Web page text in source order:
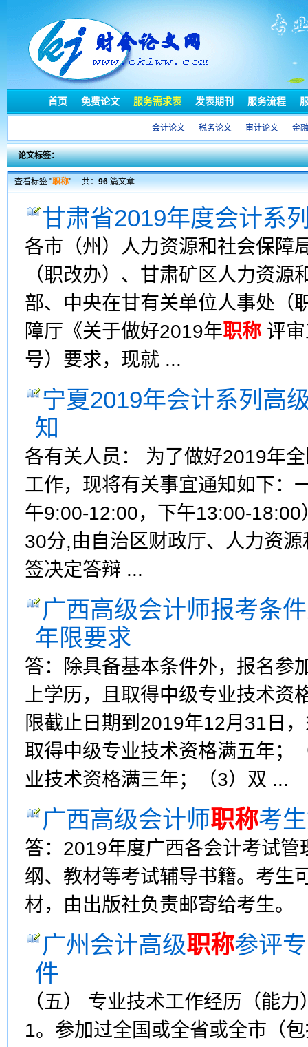
首页 免费论文 服务需求表 发表期刊 服务流程
会计论文 税务论文 审计论文 金
论文标签：
查看标签 "职称" 共：96篇文章
甘肃省2019年度会计系
各市（州）人力资源和社会保障
（职改办）、甘肃矿区人力资
部、中央在甘有关单位人事处（
障厅《关于做好2019年职称 评
号）要求，现就 ...
宁夏2019年会计系列高
知
各有关人员： 为了做好2019年
工作，现将有关事宜通知如下：
午9:00-12:00，下午13:00-
30分,由自治区财政厅、人力资
签决定答辩 ...
广西高级会计师报考条
年限要求
答：除具备基本条件外，报名参
上学历，且取得中级专业技术
限截止日期到2019年12月31日
取得中级专业技术资格满五年；
业技术资格满三年；（3）双 ...
广西高级会计师职称考
答：2019年度广西各会计考试
纲、教材等考试辅导书籍。考生
材，由出版社负责邮寄给考生。
广州会计高级职称参评
件
（五） 专业技术工作经历（能
1。参加过全国或全省或全市（